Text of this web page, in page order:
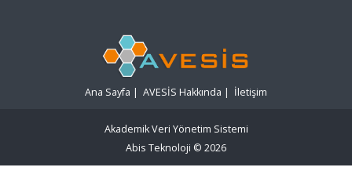
Ana Sayfa | AVESİS Hakkında | İletişim
Akademik Veri Yönetim Sistemi
Abis Teknoloji © 2026